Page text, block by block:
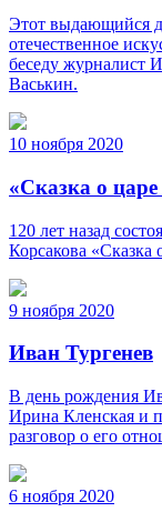
Этот выдающийся
отечественное
беседу журналист
Васькин.
10 ноября 2020
«Сказка о
120 лет назад
Корсакова «Сказка
9 ноября 2020
Иван Тургенев
В день рождения
Ирина Кленская и
разговор о его
6 ноября 2020